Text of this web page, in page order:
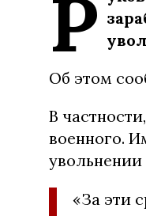
Р
Об этом
В
военного.
«За эти